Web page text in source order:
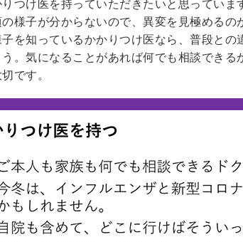
りつけ医を持っていただきたいと思っていま
の様子が分からないので、異変を見極めるの
を知っているかかりつけ医なら、普段との
う。気になることがあれば何でも相談できる
です。